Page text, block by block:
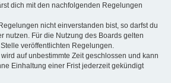
dich mit den nachfolgenden Regelungen
nicht einverstanden bist, so darfst du
nutzen. Für die Nutzung des Boards gelten
veröffentlichten Regelungen.
auf unbestimmte Zeit geschlossen und kann
Einhaltung einer Frist jederzeit gekündigt